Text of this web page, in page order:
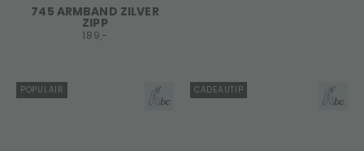
745 ARMBAND ZILVER
ZIPP
189,-
POPULAIR CADEAUTIP